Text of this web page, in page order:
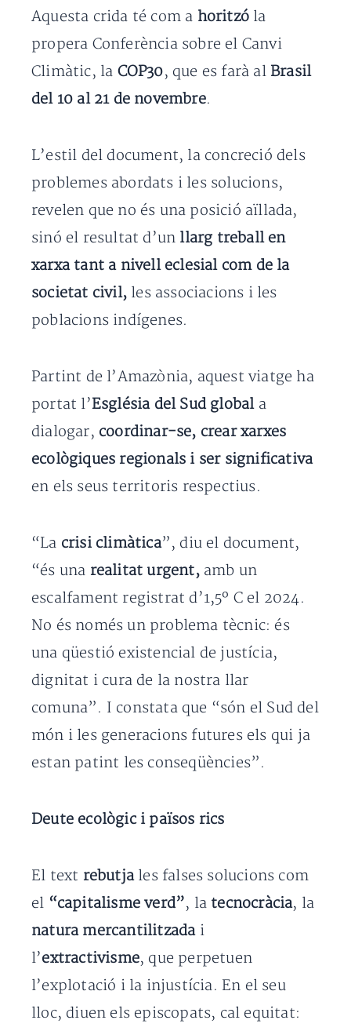
Aquesta crida té com a horitzó la
propera Conferència sobre el Canvi
Climàtic, la COP30, que es farà al Brasil
del 10 al 21 de novembre.
L’estil del document, la concreció dels
problemes abordats i les solucions,
revelen que no és una posició aïllada,
sinó el resultat d’un llarg treball en
xarxa tant a nivell eclesial com de la
societat civil, les associacions i les
poblacions indígenes.
Partint de l’Amazònia, aquest viatge ha
portat l’Església del Sud global a
dialogar, coordinar-se, crear xarxes
ecològiques regionals i ser significativa
en els seus territoris respectius.
“La crisi climàtica”, diu el document,
“és una realitat urgent,amb un
escalfament registrat d’1,5º C el 2024.
No és només un problema tècnic: és
una qüestió existencial de justícia,
dignitat i cura de la nostra llar
comuna”. I constata que “són el Sud del
món i les generacions futures els qui ja
estan patint les conseqüències”.
Deute ecològic i països rics
El text rebutja les falses solucions com
el “capitalisme verd”, la tecnocràcia, la
natura mercantilitzadai
l’extractivisme, que perpetuen
l’explotació i la injustícia. En el seu
lloc, diuen els episcopats, cal equitat: